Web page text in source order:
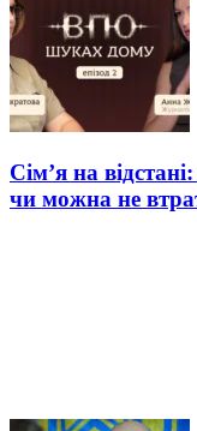
Сім’я на
чи можна не